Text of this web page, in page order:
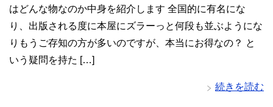
はどんな物なのか中身を紹介します 全国的に有名にな
り、出版される度に本屋にズラーっと何段も並ぶようにな
りもうご存知の方が多いのですが、本当にお得なの？ と
いう疑問を持た […]
続きを読む